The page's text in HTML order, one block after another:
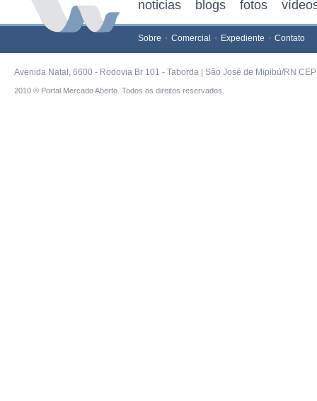
noticias blogs fotos
Sobre Comercial Expediente Contato
Avenida Natal, 6600 - Rodovia Br 101 - Taborda | São José de Mipibú/RN
2010 ® Portal Mercado Aberto. Todos os direitos reservados.